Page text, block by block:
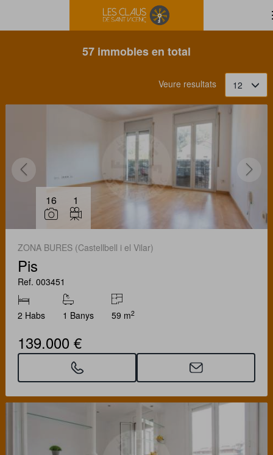
57 immobles en total
Veure resultats 12
16 1
ZONA BURES (Castellbell i el Vilar)
Pis
Ref. 003451
2 Habs 1 Banys 59 m2
139.000 €